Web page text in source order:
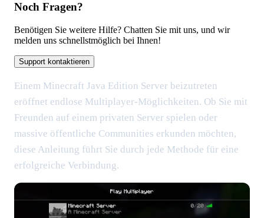
Noch Fragen?
Benötigen Sie weitere Hilfe? Chatten Sie mit uns, und wir
melden uns schnellstmöglich bei Ihnen!
Support kontaktieren
Einem Minecraft Java Edition Server beizutreten
eröffnet endlose Multiplayer-Möglichkeiten. Ob Sie mit
Freunden auf einem privaten Server spielen oder
massive öffentliche Communities erkunden möchten,
diese Anleitung führt Sie durch jede Methode für eine
erfolgreiche Verbindung.